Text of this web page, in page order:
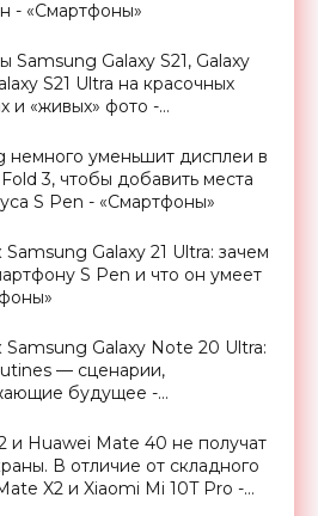
- «Смартфоны»
Samsung Galaxy S21, Galaxy
S21 Ultra на красочных
и «живых» фото -
немного уменьшит дисплеи в
3, чтобы добавить места
S Pen - «Смартфоны»
Galaxy 21 Ultra: зачем
S Pen и что он умеет
Galaxy Note 20 Ultra:
— сценарии,
будущее -
и Huawei Mate 40 не получат
В отличие от складного
X2 и Xiaomi Mi 10T Pro -